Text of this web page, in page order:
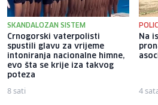
SKANDALOZAN SISTEM
Crnogorski vaterpolisti
spustili glavu za vrijeme
intoniranja nacionalne himne,
evo šta se krije iza takvog
poteza
8 sati
Na
4